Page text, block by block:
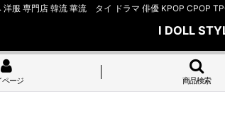
洋服 専門店 韓流 華流 タイ ドラマ 俳優 KPOP CPOP
I DOLL
ページ 商品検索